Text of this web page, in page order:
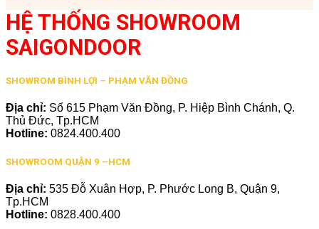
HỆ THỐNG SHOWROOM
SAIGONDOOR
SHOWROM BÌNH LỢI – PHẠM VĂN ĐỒNG
Địa chỉ: Số 615 Phạm Văn Đồng, P. Hiệp Bình Chánh, Q.
Thủ Đức, Tp.HCM
Hotline: 0824.400.400
SHOWROOM QUẬN 9 –HCM
Địa chỉ: 535 Đỗ Xuân Hợp, P. Phước Long B, Quận 9,
Tp.HCM
Hotline: 0828.400.400